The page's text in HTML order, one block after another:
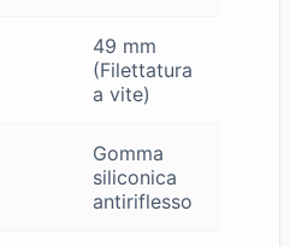
49 mm
(Filettatura
a vite)
Gomma
siliconica
antiriflesso